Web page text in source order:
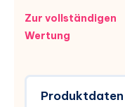
Zur vollständigen
Wertung
Produktdaten